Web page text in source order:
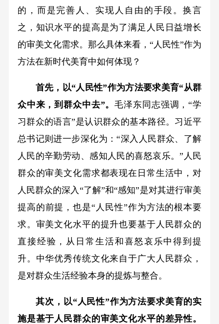
的，而是完善人、实现人自由的手段。换言
之，知识水平的提高是为了满足人民日益增长
的审美文化需求。那么具体来看，“人民性”作为
方法在新时代美育中如何体现？
首先，以“人民性”作为方法要求美育“从群
众中来，到群众中去”。毛泽东同志强调，“学
习群众的语言”是认识群众的基本路径。习近平
总书记则进一步深化为：“深入人民群众、了解
人民的辛勤劳动、感知人民的喜怒哀乐。”人民
群众的审美文化需求都表现在日常生活中，对
人民群众的深入“了解”和“感知”是对其进行审美
提高的前提，也是“人民性”作为方法的根本要
求。审美文化水平的提升也要基于人民群众的
直接经验，从日常生活和喜怒哀乐中得到提
升。中华优秀传统文化来自于广大人民群众，
是对群众生活经验本身的提炼与整合。
其次，以“人民性”作为方法要求美育的实
施是基于人民群众的审美文化水平的差异性。